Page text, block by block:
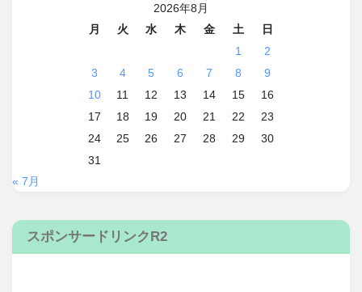
2026年8月
月
火 水 木 金 土
日
1
2
3
4 5 6 7 8
9
10
11 12 13 14 15
16
17
18 19 20 21 22
23
24
25 26 27 28 29
30
31
« 7月
スポンサードリンクR2